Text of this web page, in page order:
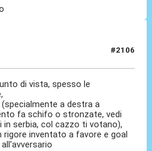
#2106
di vista, spesso le
a destra a
fa schifo o stronzate, vedi
in serbia, col cazzo ti votano),
rigore inventato a favore e goal